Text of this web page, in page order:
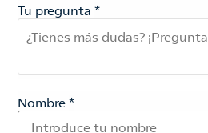
Tu pregunta*
Nombre*